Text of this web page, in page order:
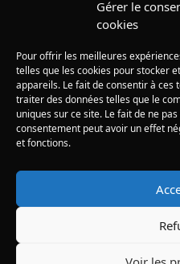
Gérer le
cookies
Pour offrir les meilleures
telles que les cookies pour stocker
appareils. Le fait de consentir à
traiter des données telles que le
uniques sur ce site. Le fait de ne
consentement peut avoir un effet
et fonctions.
Politique de cookies (UE)
© 2026 Histoire du soir -